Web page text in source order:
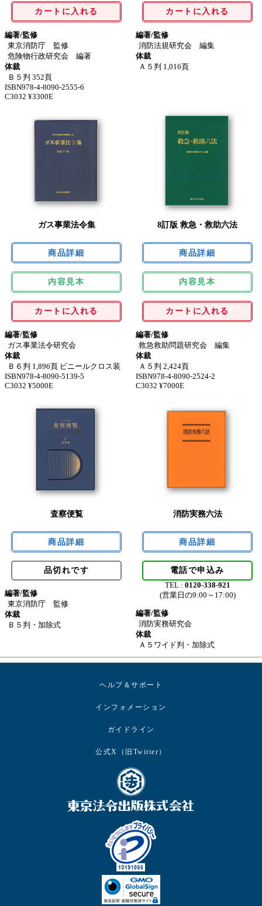
カートに入れる
編著/監修
東京消防庁 監修
危険物行政研究会 編著
体裁
Ｂ５判 352頁
ISBN978-4-8090-2555-6
C3032 ¥3300E
カートに入れる
編著/監修
消防法規研究会 編集
体裁
Ａ５判 1,016頁
ガス事業法令集
内容見本
カートに入れる
編著/監修
ガス事業法令研究会
体裁
Ｂ６判 1,896頁 ビニールクロス装
ISBN978-4-8090-5139-5
C3032 ¥5000E
8訂版 救急・救助六法
内容見本
カートに入れる
編著/監修
救急救助問題研究会 編集
体裁
Ａ５判 2,424頁
ISBN978-4-8090-2524-2
C3032 ¥7000E
査察便覧
品切れです
編著/監修
東京消防庁 監修
体裁
Ｂ５判・加除式
消防実務六法
電話で申込み
TEL : 0120-338-921
(営業日の9:00～17:00)
編著/監修
消防実務研究会
体裁
Ａ５ワイド判・加除式
ヘルプ＆サポート
インフォメーション
ガイドライン
公式X（旧Twitter）